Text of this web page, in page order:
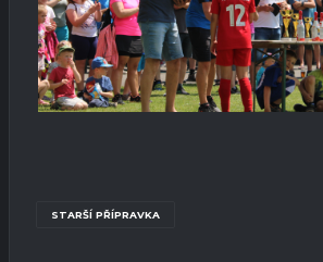
STARŠÍ PŘÍPRAVKA